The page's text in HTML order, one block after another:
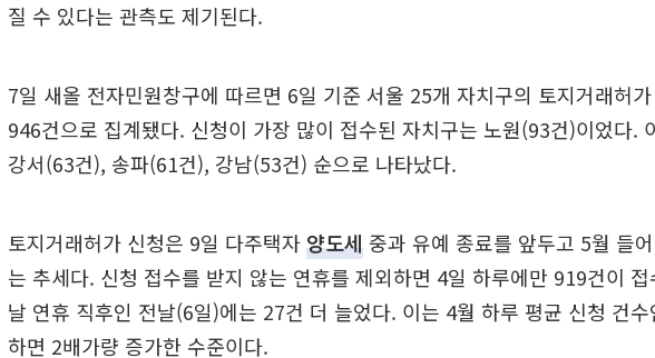
질 수 있다는 관측도 제기된다.
7일 새올 전자민원창구에 따르면 6일 기준 서울 25개 자치구의 토지거래허
946건으로 집계됐다. 신청이 가장 많이 접수된 자치구는 노원(93건)이었다.
강서(63건), 송파(61건), 강남(53건) 순으로 나타났다.
토지거래허가 신청은 9일 다주택자양도세 중과 유예 종료를 앞두고 5월 들
는 추세다. 신청 접수를 받지 않는 연휴를 제외하면 4일 하루에만 919건이
날 연휴 직후인 전날(6일)에는 27건 더 늘었다. 이는 4월 하루 평균 신청 건
하면 2배가량 증가한 수준이다.